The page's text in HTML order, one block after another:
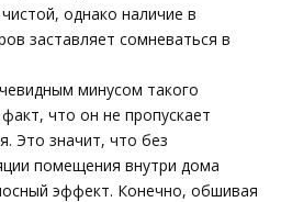
однако наличие в
заставляет сомневаться в
минусом такого
что он не пропускает
Это значит, что без
помещения внутри дома
эффект. Конечно, обшивая